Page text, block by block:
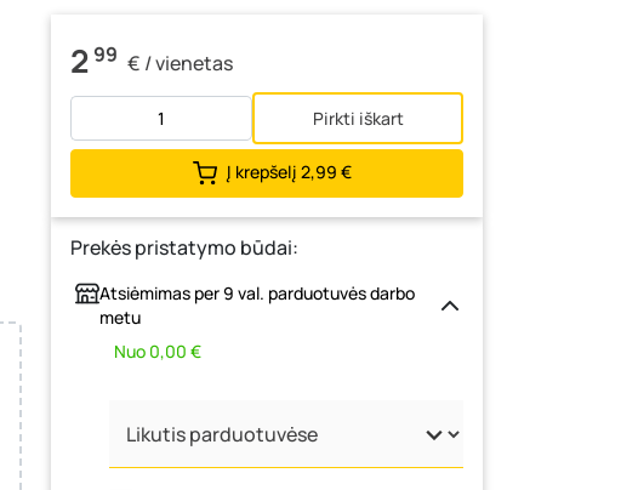
2 99 € / vienetas
Pirkti iškart
Į krepšelį 2,99 €
Prekės pristatymo būdai:
Atsiėmimas per 9 val. parduotuvės darbo
metu
Nuo 0,00 €